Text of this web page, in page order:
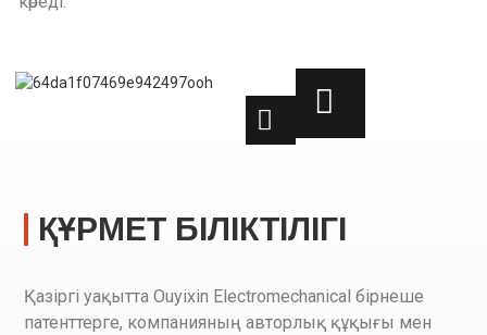
ҚҰРМЕТ БІЛІКТІЛІГІ
Қазіргі уақытта Ouyixin Electromechanical бірнеше
патенттерге, компанияның авторлық құқығы мен